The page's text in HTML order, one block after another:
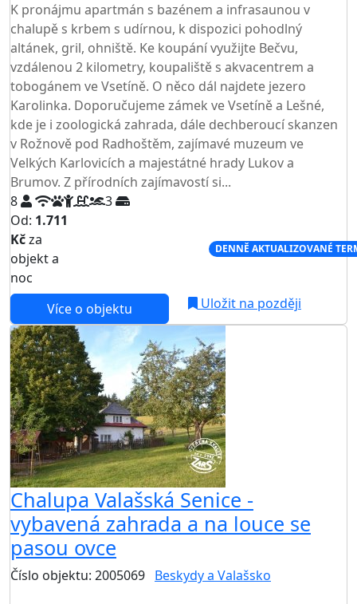
K pronájmu apartmán s bazénem a infrasaunou v
chalupě s krbem s udírnou, k dispozici pohodlný
altánek, gril, ohniště. Ke koupání využijte Bečvu,
vzdálenou 2 kilometry, koupaliště s akvacentrem a
tobogánem ve Vsetíně. O něco dál najdete jezero
Karolinka. Doporučujeme zámek ve Vsetíně a Lešné,
kde je i zoologická zahrada, dále dechberoucí skanzen
v Rožnově pod Radhoštěm, zajímavé muzeum ve
Velkých Karlovicích a majestátné hrady Lukov a
Brumov. Z přírodních zajímavostí si...
8
3
Od: 1.711
Kčza
objekt a
noc
DENNĚ AKTUALIZOVANÉ
Více o objektu Uložit na později
Chalupa Valašská Senice -
vybavená zahrada a na louce se
pasou ovce
Číslo objektu: 2005069 Beskydy a Valašsko